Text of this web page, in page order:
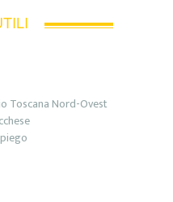
Toscana Nord-Ovest